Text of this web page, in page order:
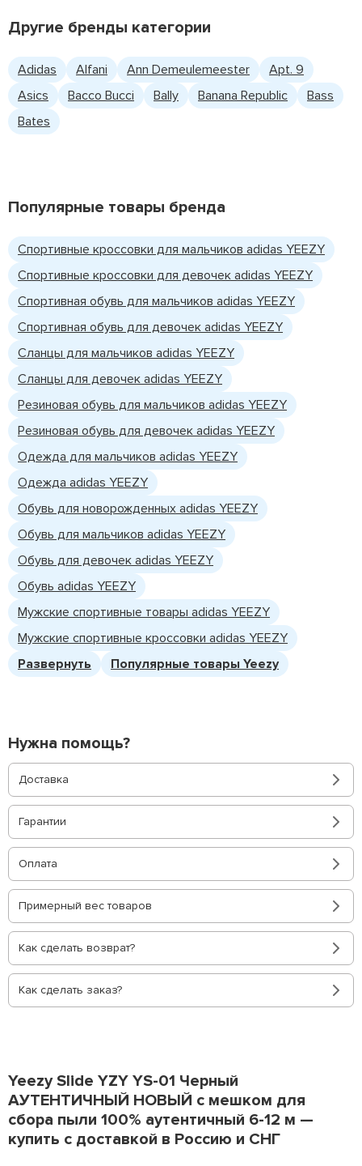
Другие бренды категории
Adidas Alfani Ann Demeulemeester
Apt. 9
Asics
Bacco Bucci Bally Banana Republic
Bass
Bates
Популярные товары бренда
Спортивные кроссовки для мальчиков adidas YEEZY
Спортивные кроссовки для девочек adidas YEEZY
Спортивная обувь для мальчиков adidas YEEZY
Спортивная обувь для девочек adidas YEEZY
Сланцы для мальчиков adidas YEEZY
Сланцы для девочек adidas YEEZY
Резиновая обувь для мальчиков adidas YEEZY
Резиновая обувь для девочек adidas YEEZY
Одежда для мальчиков adidas YEEZY
Одежда adidas YEEZY
Обувь для новорожденных adidas YEEZY
Обувь для мальчиков adidas YEEZY
Обувь для девочек adidas YEEZY
Обувь adidas YEEZY
Мужские спортивные товары adidas YEEZY
Мужские спортивные кроссовки adidas YEEZY
Развернуть
Популярные товары Yeezy
Нужна помощь?
Доставка
Гарантии
Оплата
Примерный вес товаров
Как сделать возврат?
Как сделать заказ?
Yeezy Slide YZY YS-01 Черный
АУТЕНТИЧНЫЙ НОВЫЙ с мешком для
сбора пыли 100% аутентичный 6-12 м —
купить с доставкой в Россию и СНГ